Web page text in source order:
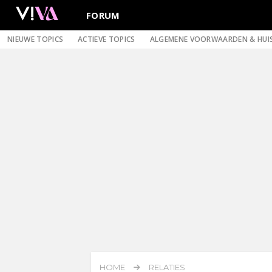
FORUM
NIEUWE TOPICS ACTIEVE TOPICS ALGEMENE VOORWAARDEN &
HOME RELATIES